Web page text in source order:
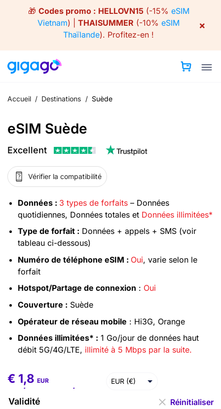
🎁 Codes promo : HELLOVN15(-15% eSIM
Vietnam) | THAISUMMER (-10% eSIM
Thaïlande). Profitez-en !
×
Accueil / Destinations / Suède
eSIM Suède
Excellent
Vérifier la compatibilité
Données : 3 types de forfaits– Données
quotidiennes, Données totales etDonnées illimitées*
Type de forfait : Données + appels + SMS (voir
tableau ci-dessous)
Numéro de téléphone eSIM : Oui, varie selon le
forfait
Hotspot/Partage de connexion : Oui
Couverture : Suède
Opérateur de réseau mobile : Hi3G, Orange
Données illimitées* : 1 Go/jour de données haut
débit 5G/4G/LTE, illimité à 5 Mbps par la suite.
€ 1,8 –€ EUR (€)
Validité Réinitialiser
€ 1,8 EUR